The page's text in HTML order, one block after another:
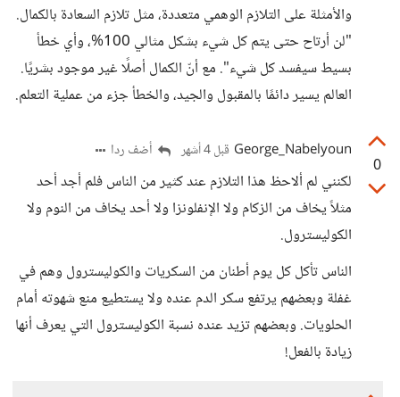
والأمثلة على التلازم الوهمي متعددة، مثل تلازم السعادة بالكمال.
"لن أرتاح حتى يتم كل شيء بشكل مثالي 100%، وأي خطأ
بسيط سيفسد كل شيء". مع أنّ الكمال أصلًا غير موجود بشريًا.
العالم يسير دائمًا بالمقبول والجيد، والخطأ جزء من عملية التعلم.
0
George_Nabelyoun قبل 4 أشهر أضف ردا
لكنني لم ألاحظ هذا التلازم عند كثير من الناس فلم أجد أحد
مثلاً يخاف من الزكام ولا الإنفلونزا ولا أحد يخاف من النوم ولا
الكوليسترول.
الناس تأكل كل يوم أطنان من السكريات والكوليسترول وهم في
غفلة وبعضهم يرتفع سكر الدم عنده ولا يستطيع منع شهوته أمام
الحلويات. وبعضهم تزيد عنده نسبة الكوليسترول التي يعرف أنها
زيادة بالفعل!